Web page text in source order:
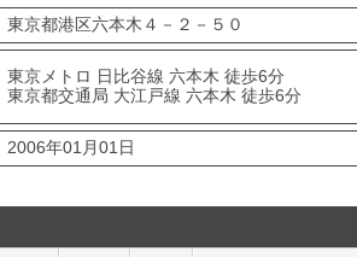
東京都港区六本木４－２－５０
東京メトロ 日比谷線 六本木 徒歩6分
東京都交通局 大江戸線 六本木 徒歩6分
2006年01月01日